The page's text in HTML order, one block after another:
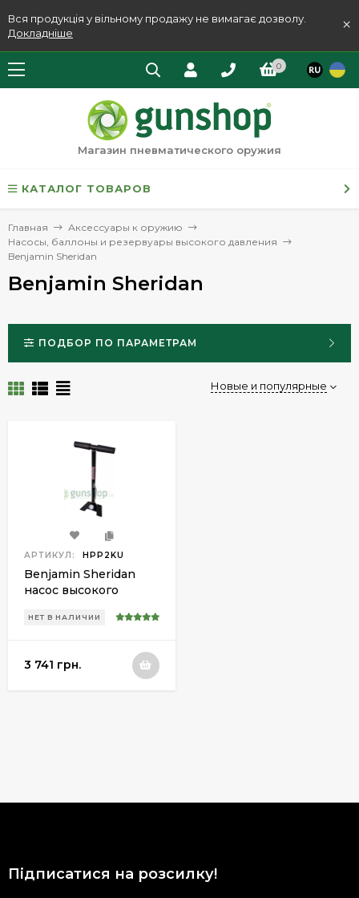
Вся продукція у вільному продажу не вимагає дозволу.
Докладніше
×
0
Магазин пневматического оружия
КАТАЛОГ ТОВАРОВ
Главная
Аксессуары к оружию
Насосы, баллоны и резервуары высокого давления
Benjamin Sheridan
Benjamin Sheridan
ПОДБОР ПО ПАРАМЕТРАМ
Новые и популярные
АРТИКУЛ: HPP2KU
Benjamin Sheridan
насос высокого
НЕТ В НАЛИЧИИ
3 741 грн.
Підписатися на розсилку!